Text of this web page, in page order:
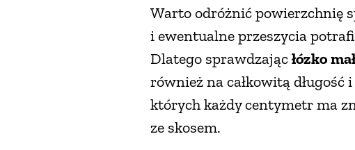
Warto odróżnić powierzchnię
i ewentualne przeszycia
Dlatego sprawdzającłózko
również na całkowitą długość
których każdy centymetr ma
ze skosem.